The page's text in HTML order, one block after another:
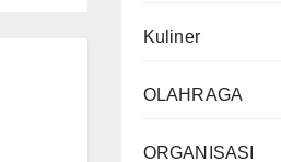
Kuliner
OLAHRAGA
ORGANISASI